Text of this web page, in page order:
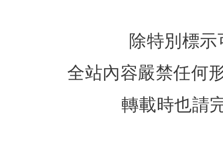
除特別標
全站內容嚴禁任何
轉載時也請